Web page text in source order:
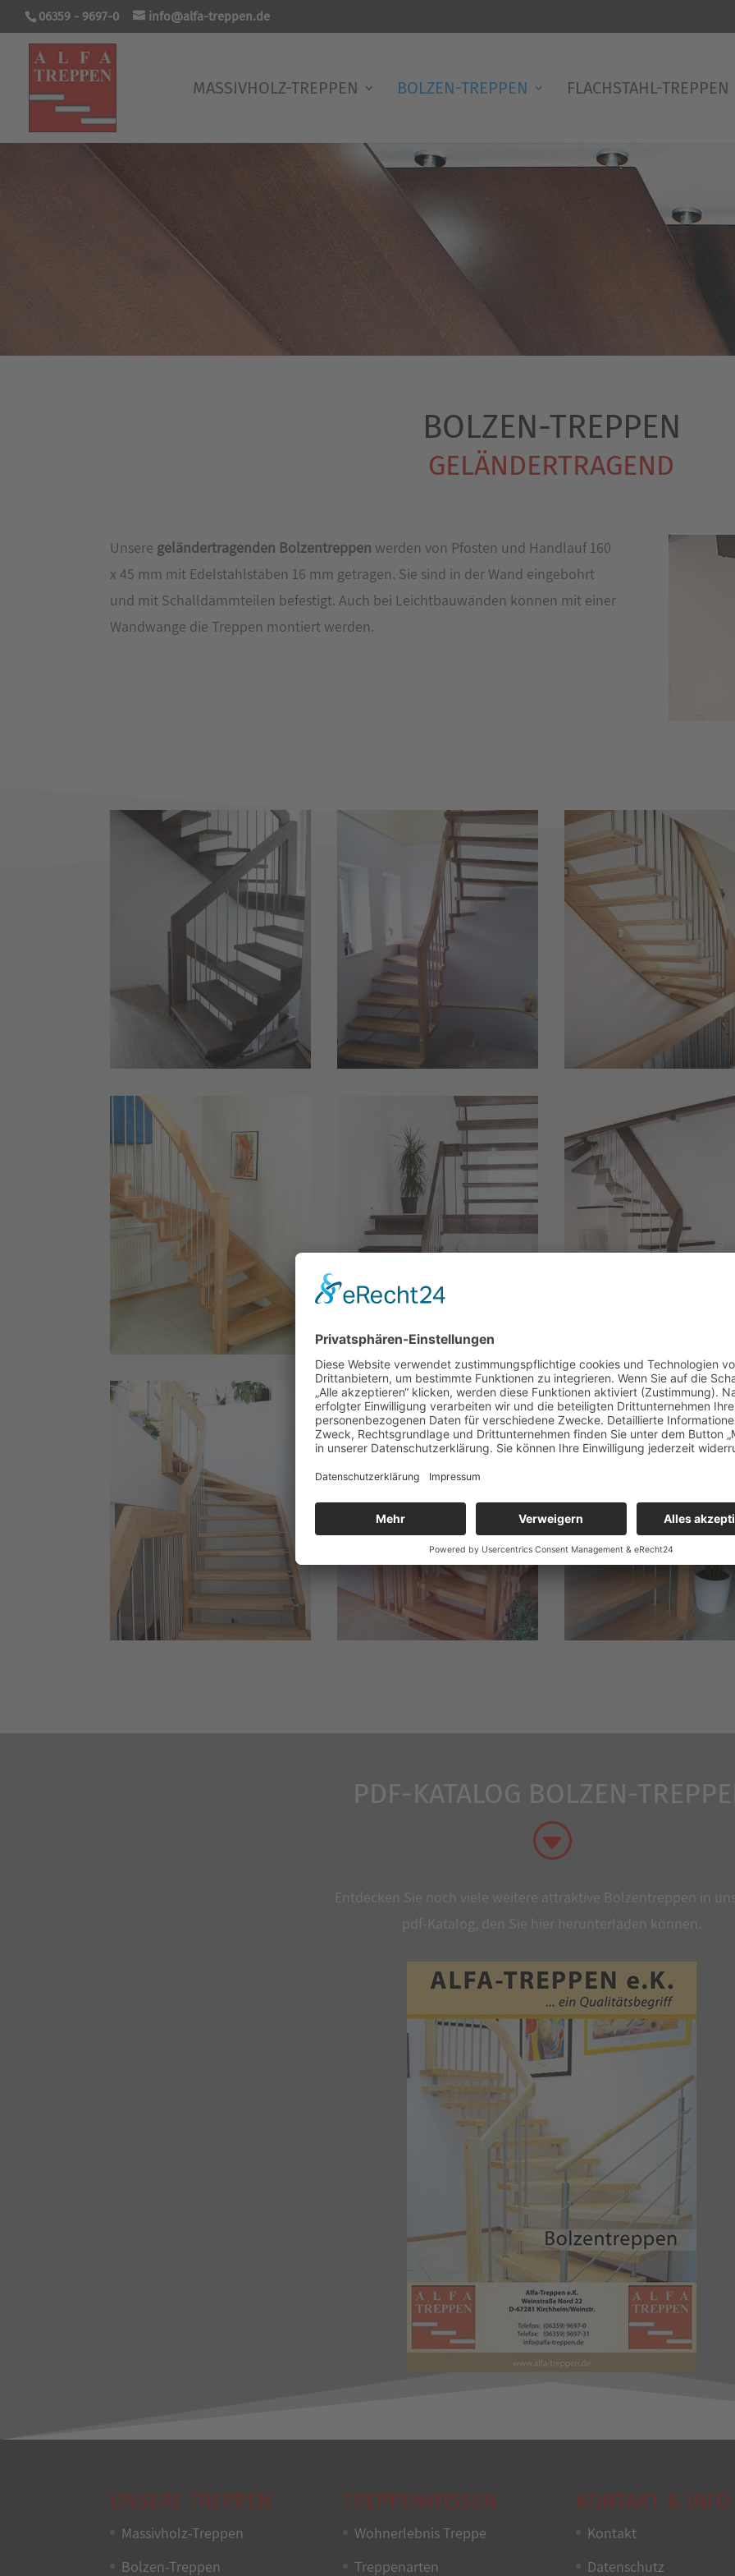
06359 - 9697-0 info@alfa-treppen.de
MASSIVHOLZ-TREPPEN BOLZEN-TREPPEN FLACHSTAHL-TREPPEN
BOLZEN-TREPPEN
GELÄNDERTRAGEND
Unsere geländertragenden Bolzentreppen werden von Pfosten und Handlauf 160
x 45 mm mit Edelstahlstäben 16 mm getragen. Sie sind in der Wand eingebohrt
und mit Schalldämmteilen befestigt. Auch bei Leichtbauwänden können mit einer
Wandwange die Treppen montiert werden.
PDF-KATALOG BOLZEN-
G
Entdecken Sie noch viele weitere attraktive Bolzentreppen in
pdf-Katalog, den Sie hier herunterladen können.
UNSERE TREPPEN
Massivholz-Treppen
Bolzen-Treppen
TREPPENWISSEN
Wohnerlebnis Treppe
Treppenarten
KONTAKT & INFO
Kontakt
Datenschutz